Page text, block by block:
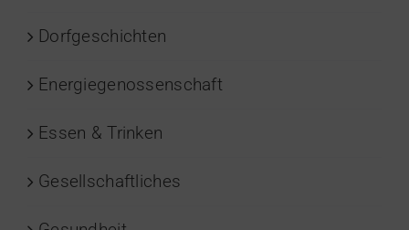
Dorfgeschichten
Energiegenossenschaft
Essen & Trinken
Gesellschaftliches